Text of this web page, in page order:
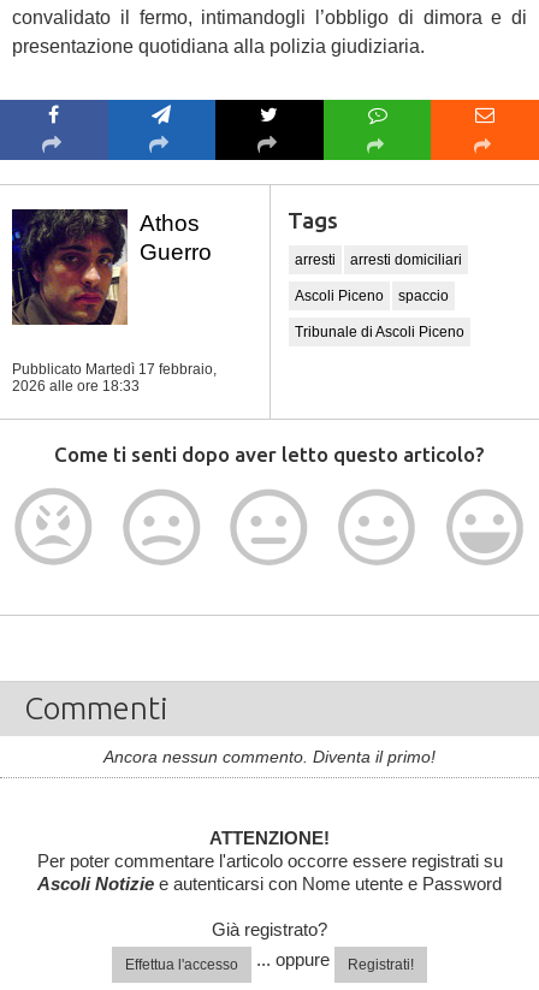
convalidato il fermo, intimandogli l’obbligo di dimora e di
presentazione quotidiana alla polizia giudiziaria.
Athos
Guerro
Pubblicato Martedì 17 febbraio,
2026 alle ore 18:33
Tags
arresti arresti domiciliari
Ascoli Piceno spaccio
Tribunale di Ascoli Piceno
Come ti senti dopo aver letto questo articolo?
Commenti
Ancora nessun commento. Diventa il primo!
ATTENZIONE!
Per poter commentare l'articolo occorre essere registrati su
Ascoli Notizie e autenticarsi con Nome utente e Password
Già registrato?
Effettua l'accesso ... oppure Registrati!